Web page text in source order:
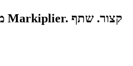
מצא את הרגע בפרק Markiplier. קצור. שתף